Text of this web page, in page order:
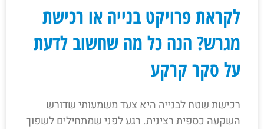
לקראת פרויקט בנייה או רכישת
מגרש? הנה כל מה שחשוב לדעת
על סקר קרקע
רכישת שטח לבנייה היא צעד משמעותי שדורש
השקעה כספית רצינית. רגע לפני שמתחילים לשפוך